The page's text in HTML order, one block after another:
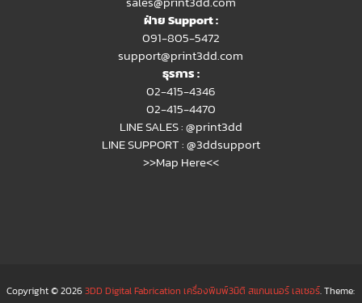
ฝ่าย Support :
091-805-5472
support@print3dd.com
ธุรการ :
02-415-4346
02-415-4470
LINE SALES :@print3dd
LINE SUPPORT :@3ddsupport
>>Map Here<<
Copyright © 20263DD Digital Fabrication เครื่องพิมพ์3มิติ สแกนเนอร์ เลเซอร์. Theme: